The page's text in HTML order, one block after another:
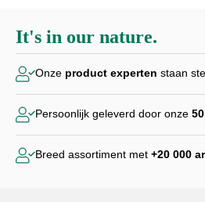
It's in our nature.
Onze product experten staan
Persoonlijk geleverd door onze
Breed assortiment met +20 000